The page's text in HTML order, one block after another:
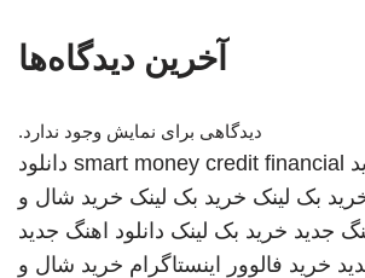
آخرین دیدگاه‌ها
دیدگاهی برای نمایش وجود ندارد.
smart money credit financial دانلود
بک لینک خرید بک لینک خرید شال و
جدید خرید بک لینک دانلود اهنگ جدید
خرید فالوور اینستاگرام خرید شال و